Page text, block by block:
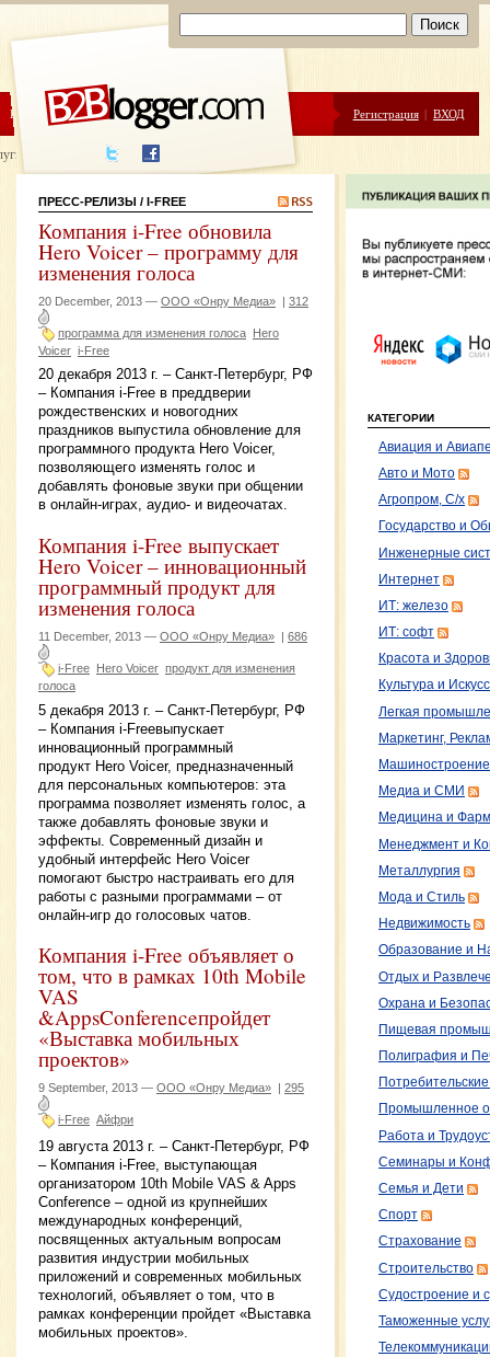
ЦЕНЫ ПОМОЩЬ Регистрация | ВХОД
написания
ПРЕСС-РЕЛИЗЫ / I-FREE
Компания i-Free обновила
Hero Voicer – программу для
изменения голоса
20 December, 2013 — ООО «Онру Медиа» | 312
программа для изменения голоса Hero
Voicer i-Free
20 декабря 2013 г. – Санкт-Петербург, РФ
– Компания i-Free в преддверии
рождественских и новогодних
праздников выпустила обновление для
программного продукта Hero Voicer,
позволяющего изменять голос и
добавлять фоновые звуки при общении
в онлайн-играх, аудио- и видеочатах.
Компания i-Free выпускает
Hero Voicer – инновационный
программный продукт для
изменения голоса
11 December, 2013 — ООО «Онру Медиа» | 686
i-Free Hero Voicer продукт для изменения
голоса
5 декабря 2013 г. – Санкт-Петербург, РФ
– Компания i-Freeвыпускает
инновационный программный
продукт Hero Voicer, предназначенный
для персональных компьютеров: эта
программа позволяет изменять голос, а
также добавлять фоновые звуки и
эффекты. Современный дизайн и
удобный интерфейс Hero Voicer
помогают быстро настраивать его для
работы с разными программами – от
онлайн-игр до голосовых чатов.
Компания i-Free объявляет о
том, что в рамках 10th Mobile
VAS
&AppsConferenceпройдет
«Выставка мобильных
проектов»
9 September, 2013 — ООО «Онру Медиа» 295
i-Free Айфри
19 августа 2013 г. – Санкт-Петербург, РФ
– Компания i-Free, выступающая
организатором 10th Mobile VAS & Apps
Conference – одной из крупнейших
международных конференций,
посвященных актуальным вопросам
развития индустрии мобильных
приложений и современных мобильных
технологий, объявляет о том, что в
рамках конференции пройдет «Выставка
мобильных проектов».
КАТЕГОРИИ
Авиация и
Авто и Мото
Агропром, С/х
Государство и
Инженерные
Интернет
ИТ: железо
ИТ: софт
Красота и
Культура и
Легкая
Маркетинг,
Машиностроение
Медиа и СМИ
Медицина и
Менеджмент и
Металлургия
Мода и Стиль
Недвижимость
Образование и
Отдых и
Охрана и
Пищевая
Полиграфия и
Промышленное
Работа и
Семинары и
Семья и Дети
Спорт
Страхование
Строительство
Судостроение и
Таможенные